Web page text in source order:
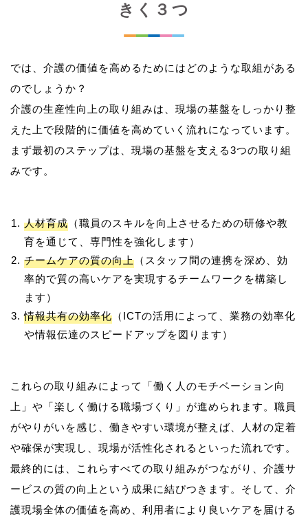
きく３つ
では、介護の価値を高めるためにはどのような取組がある
のでしょうか？
介護の生産性向上の取り組みは、現場の基盤をしっかり整
えた上で段階的に価値を高めていく流れになっています。
まず最初のステップは、現場の基盤を支える3つの取り組
人材育成 （職員のスキルを向上させるための研修や教
育を通じて、専門性を強化します）
チームケアの質の向上 （スタッフ間の連携を深め、効
率的で質の高いケアを実現するチームワークを構築し
ます）
情報共有の効率化 （ICTの活用によって、業務の効率化
や情報伝達のスピードアップを図ります）
これらの取り組みによって「働く人のモチベーション向
上」や「楽しく働ける職場づくり」が進められます。職員
がやりがいを感じ、働きやすい環境が整えば、人材の定着
や確保が実現し、現場が活性化されるといった流れです。
最終的には、これらすべての取り組みがつながり、介護サ
ービスの質の向上という成果に結びつきます。そして、介
護現場全体の価値を高め、利用者により良いケアを届ける